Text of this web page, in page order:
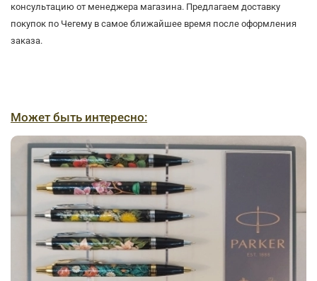
консультацию от менеджера магазина. Предлагаем доставку
покупок по Чегему в самое ближайшее время после оформления
заказа.
Может быть интересно: